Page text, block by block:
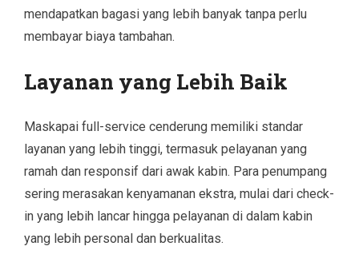
mendapatkan bagasi yang lebih banyak tanpa perlu
membayar biaya tambahan.
Layanan yang Lebih Baik
Maskapai full-service cenderung memiliki standar
layanan yang lebih tinggi, termasuk pelayanan yang
ramah dan responsif dari awak kabin. Para penumpang
sering merasakan kenyamanan ekstra, mulai dari check-
in yang lebih lancar hingga pelayanan di dalam kabin
yang lebih personal dan berkualitas.